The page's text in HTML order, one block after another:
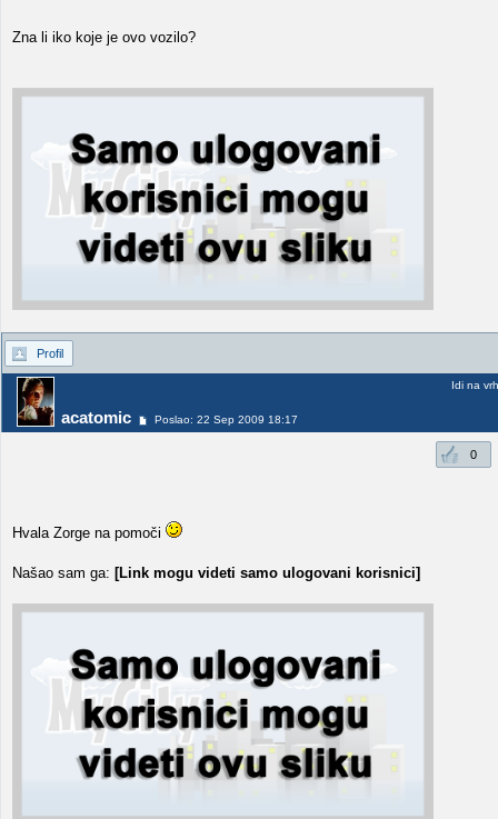
Zna li iko koje je ovo vozilo?
Profil
acatomic Poslao: 22 Sep 2009 18:17
Idi na vrh
0
Hvala Zorge na pomoči
Našao sam ga: [Link mogu videti samo ulogovani korisnici]